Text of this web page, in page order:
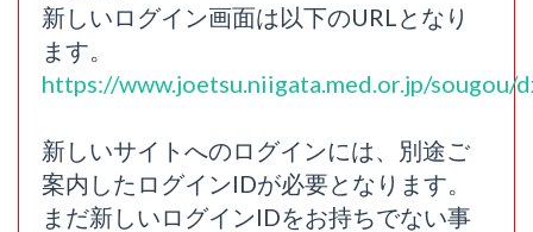
新しいログイン画面は以下のURLとなり
ます。
https://www.joetsu.niigata.med.or.jp/sougou/
新しいサイトへのログインには、別途ご
案内したログインIDが必要となります。
まだ新しいログインIDをお持ちでない事